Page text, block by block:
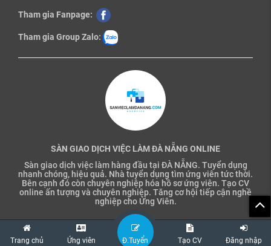
Trang chủ Ứng viên Đ.Tuyển Tạo CV Đăng nhập
Tham gia Fanpage:
Tham gia Group Zalo:
SÀN GIAO DỊCH VIỆC LÀM ĐÀ NẴNG ONLINE
Sàn giao dịch việc làm hàng đầu tại ĐÀ NẴNG. Tuyển dụng
nhanh chóng, hiệu quả. Nhà tuyển dụng tìm ứng viên tức thời.
Bên cạnh đó còn chuyên nghiệp hóa hồ sơ ứng viên. Tạo CV
online ấn tượng và chuyên nghiệp. Tăng cơ hội tiếp cận nghề
nghiệp cho Ứng Viên.